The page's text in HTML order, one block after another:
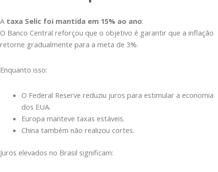
A taxa Selic foi mantida em 15% ao ano.
O Banco Central reforçou que o objetivo é garantir que a inflação
retorne gradualmente para a meta de 3%.
Enquanto isso:
O Federal Reserve reduziu juros para estimular a economia
dos EUA.
Europa manteve taxas estáveis.
China também não realizou cortes.
Juros elevados no Brasil significam: